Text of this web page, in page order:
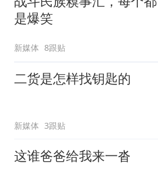
是爆笑
新媒体 8跟贴
二货是怎样找钥匙的
新媒体 3跟贴
这谁爸爸给我来一沓